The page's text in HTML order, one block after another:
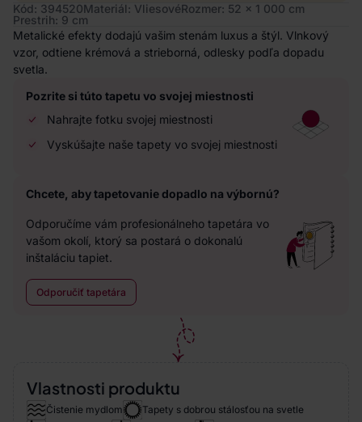
Kód: 394520Materiál: VliesovéRozmer: 52 x 1 000 cm
Prestrih: 9 cm
Metalické efekty dodajú vašim stenám luxus a štýl. Vlnkový
vzor, odtiene krémová a strieborná, odlesky podľa dopadu
svetla.
Pozrite si túto tapetu vo svojej miestnosti
Nahrajte fotku svojej miestnosti
Vyskúšajte naše tapety vo svojej miestnosti
Chcete, aby tapetovanie dopadlo na výbornú?
Odporučíme vám profesionálneho tapetára vo
vašom okolí, ktorý sa postará o dokonalú
inštaláciu tapiet.
Odporučiť tapetára
Vlastnosti produktu
Čistenie mydlom
Tapety s dobrou stálosťou na svetle